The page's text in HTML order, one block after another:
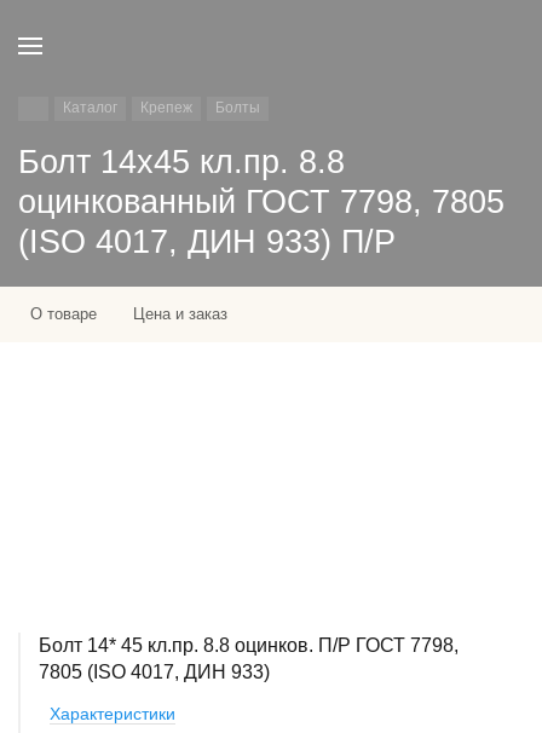
Каталог Крепеж Болты
Болт 14х45 кл.пр. 8.8
оцинкованный ГОСТ 7798, 7805
(ISO 4017, ДИН 933) П/Р
О товаре Цена и заказ
Болт 14* 45 кл.пр. 8.8 оцинков. П/Р ГОСТ 7798,
7805 (ISO 4017, ДИН 933)
Характеристики